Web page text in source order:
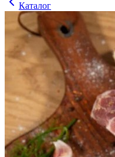
Каталог